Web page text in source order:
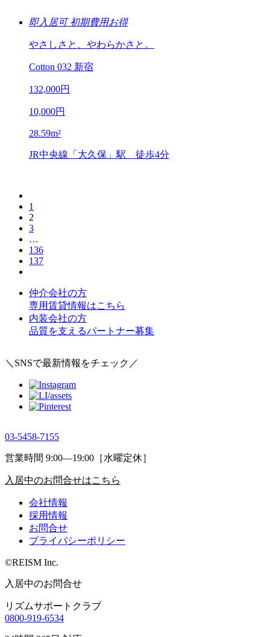
即入居可 初期費用お得
やさしさと、やわらかさと。
Cotton 032 新宿
132,000円
10,000円
28.59m²
JR中央線「大久保」駅 徒歩4分
1
2
3
…
136
137
仲介会社の方
専用賃貸情報はこちら
内装会社の方
品質を支えるパートナー募集
＼SNSで最新情報をチェック／
03-5458-7155
営業時間 9:00―19:00［水曜定休］
入居中のお問合せはこちら
会社情報
採用情報
お問合せ
プライバシーポリシー
©REISM Inc.
入居中のお問合せ
リズムサポートクラブ
0800-919-6534